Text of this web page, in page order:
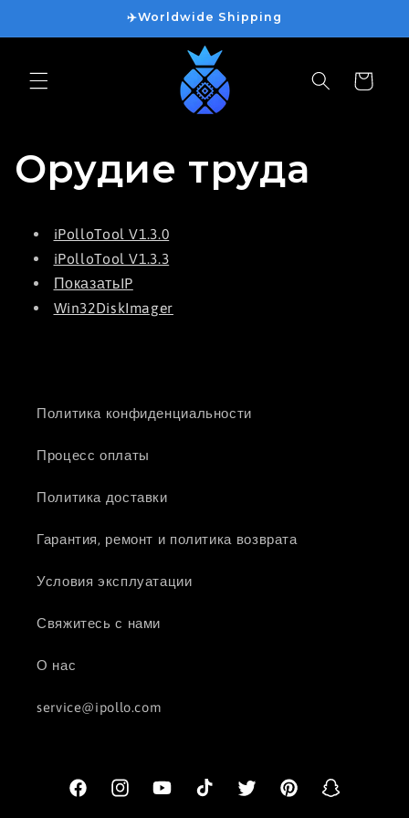
контенту
✈️Worldwide Shipping
Корзина
Орудие труда
iPolloTool V1.3.0
iPolloTool V1.3.3
ПоказатьIP
Win32DiskImager
Политика конфиденциальности
Процесс оплаты
Политика доставки
Гарантия, ремонт и политика возврата
Условия эксплуатации
Свяжитесь с нами
О нас
service@ipollo.com
FacebookInstagramYouTubeTikTok ТвиттерPinterestSnapchat